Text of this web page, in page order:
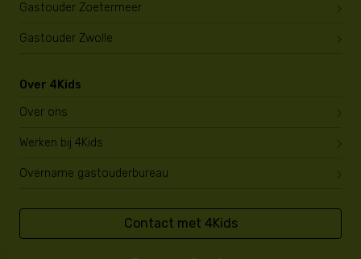
Gastouder Zoetermeer
Gastouder Zwolle
Over 4Kids
Over ons
Werken bij 4Kids
Overname gastouderbureau
Contact met 4Kids